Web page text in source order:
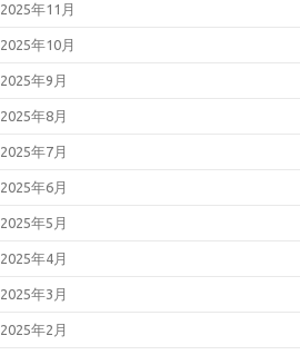
2025年11月
2025年10月
2025年9月
2025年8月
2025年7月
2025年6月
2025年5月
2025年4月
2025年3月
2025年2月